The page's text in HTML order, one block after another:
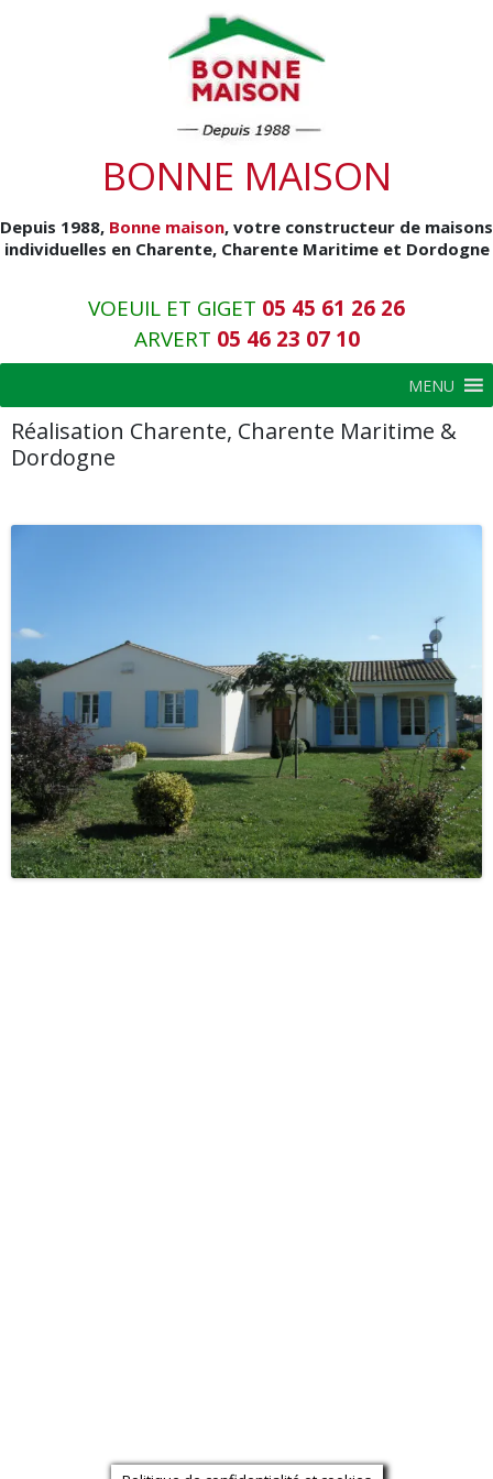
BONNE MAISON
Depuis 1988, Bonne maison, votre constructeur de maisons
individuelles en Charente, Charente Maritime et Dordogne
VOEUIL ET GIGET 05 45 61 26 26
ARVERT 05 46 23 07 10
MENU
Réalisation Charente, Charente Maritime &
Dordogne